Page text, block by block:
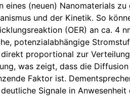
(neuen) Nanomaterials zu
und der Kinetik. So
(OER) an ca. 4
potenzialabhängige
proportional zur
was zeigt, dass die
Faktor ist.
Signale in Anwesenheit